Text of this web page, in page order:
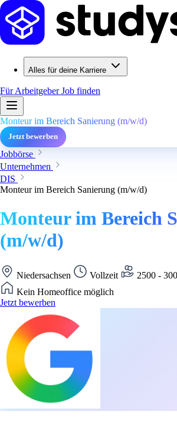
Alles für deine Karriere
Für ArbeitgeberJob finden
Monteur im Bereich Sanierung (m/w/d)
Jetzt bewerben
Jobbörse
Unternehmen
DIS
Monteur im Bereich Sanierung (m/w/d)
Monteur im Bereich
(m/w/d)
Niedersachsen Vollzeit
2500 -
Kein Homeoffice möglich
Jetzt bewerben